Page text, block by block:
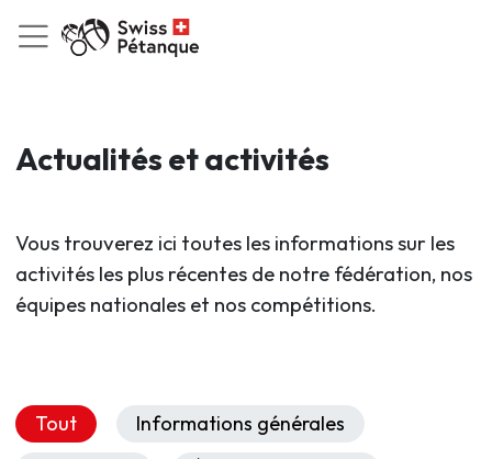
Actualités et activités
Vous trouverez ici toutes les informations sur les
activités les plus récentes de notre fédération, nos
équipes nationales et nos compétitions.
Tout
Informations générales